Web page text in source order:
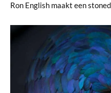
Ron English maakt een